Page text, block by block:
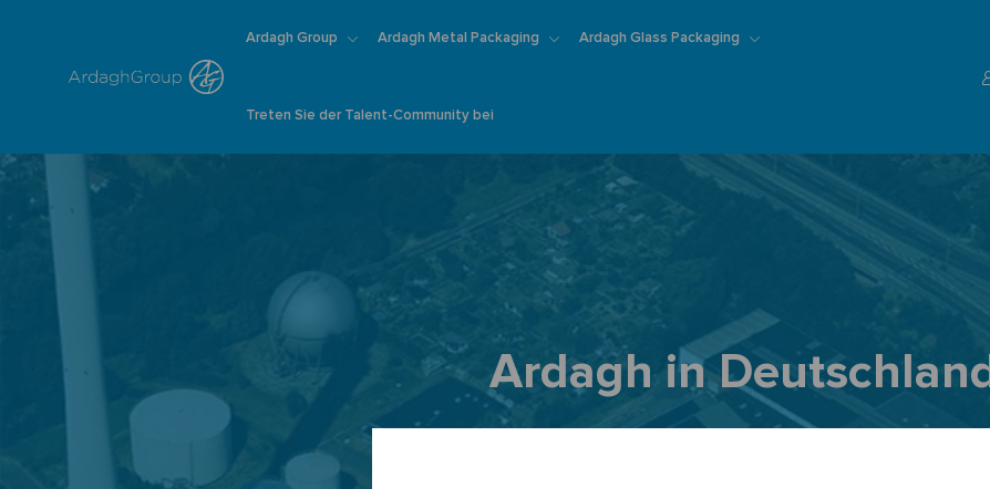
Ardagh Group Ardagh Metal Packaging Ardagh Glass Packaging
Treten Sie der Talent-Community bei
-
Ardagh in Deutschland